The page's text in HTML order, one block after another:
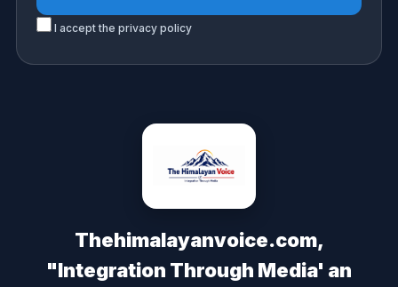
I accept the privacy policy
Thehimalayanvoice.com,
"Integration Through Media' an